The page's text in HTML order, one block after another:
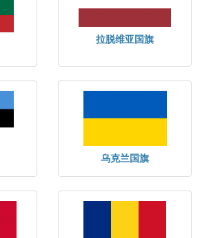
拉脱维亚国旗
乌克兰国旗